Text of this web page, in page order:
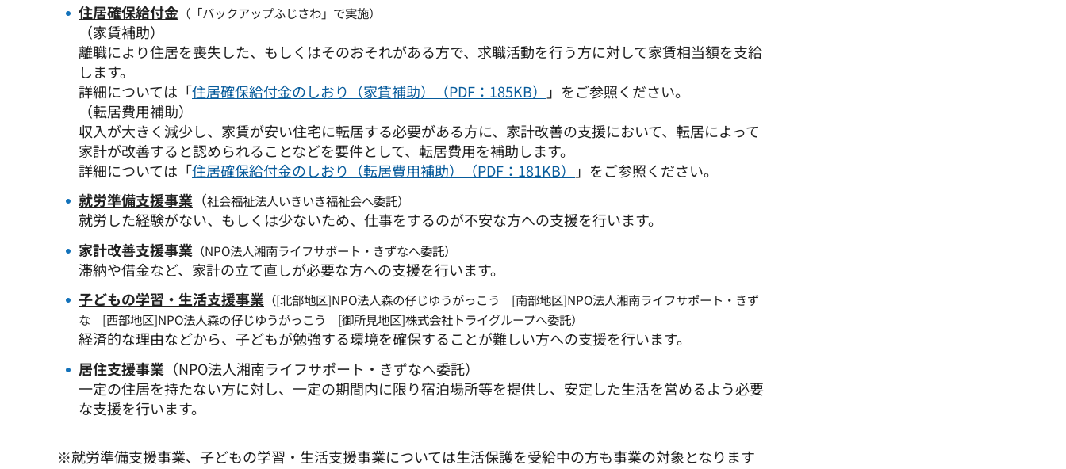
住居確保給付金 （「バックアップふじさわ」で実施）
（家賃補助）
離職により住居を喪失した、もしくはそのおそれがある方で、求職活動を行う方に対して家賃相当額を支給
します。
詳細については「住居確保給付金のしおり（家賃補助）（PDF：185KB）
」をご参照ください。
（転居費用補助）
収入が大きく減少し、家賃が安い住宅に転居する必要がある方に、家計改善の支援において、転居によって
家計が改善すると認められることなどを要件として、転居費用を補助します。
詳細については「住居確保給付金のしおり（転居費用補助）（PDF：181KB）
」をご参照ください。
就労準備支援事業 （社会福祉法人いきいき福祉会へ委託）
就労した経験がない、もしくは少ないため、仕事をするのが不安な方への支援を行います。
家計改善支援事業 （NPO法人湘南ライフサポート・きずなへ委託）
滞納や借金など、家計の立て直しが必要な方への支援を行います。
子どもの学習・生活支援事業 （[北部地区]NPO法人森の仔じゆうがっこう [南部地区]NPO法人湘南ライフサポート・きず
な [西部地区]NPO法人森の仔じゆうがっこう [御所見地区]株式会社トライグループへ委託）
経済的な理由などから、子どもが勉強する環境を確保することが難しい方への支援を行います。
居住支援事業 （NPO法人湘南ライフサポート・きずなへ委託）
一定の住居を持たない方に対し、一定の期間内に限り宿泊場所等を提供し、安定した生活を営めるよう必要
な支援を行います。
※就労準備支援事業、子どもの学習・生活支援事業については生活保護を受給中の方も事業の対象となります